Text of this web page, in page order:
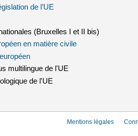
de l’UE
lien est externe)
(Bruxelles I et II bis)
en matière civile(le lien est externe)
(le lien est externe)
multilingue de l'UE
de l'UE
Mentions légales